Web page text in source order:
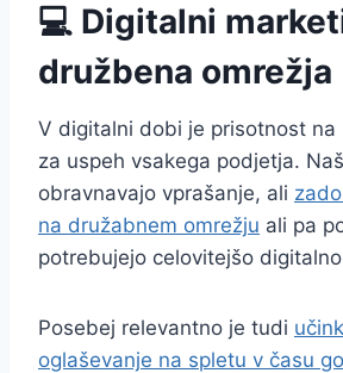
💻 Digitalni
družbena omrežja
V digitalni dobi je prisotnost na
za uspeh vsakega podjetja.
obravnavajo vprašanje, ali
na družabnem omrežju ali pa
potrebujejo celovitejšo
Posebej relevantno je tudi
oglaševanje na spletu v času